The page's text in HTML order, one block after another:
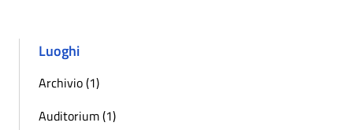
Luoghi
Archivio (1)
Auditorium (1)